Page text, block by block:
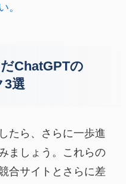
。
ChatGPTの
3選
たら、さらに一歩進
ましょう。これらの
合サイトとさらに差